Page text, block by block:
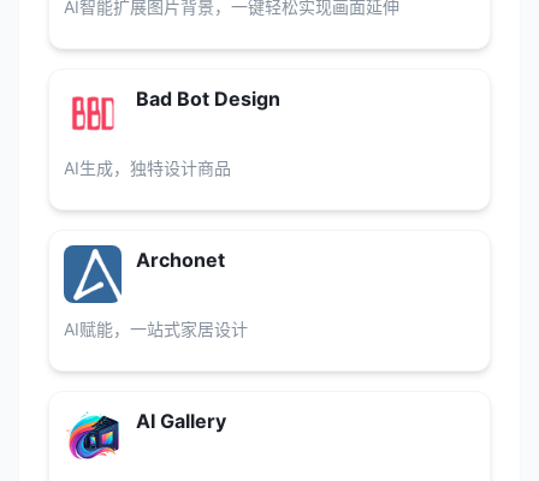
AI智能扩展图片背景，一键轻松实现画面延伸
Bad Bot Design
AI生成，独特设计商品
Archonet
AI赋能，一站式家居设计
AI Gallery